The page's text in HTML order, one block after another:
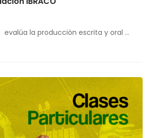
evalúa la producción escrita y oral …